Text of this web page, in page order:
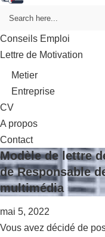
Conseils Emploi
Lettre de Motivation
Metier
Entreprise
CV
A propos
Contact
Modèle de lettre
de Responsable
multimédia
mai 5, 2022
Vous avez décidé de